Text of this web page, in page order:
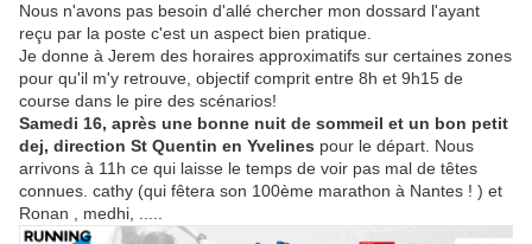
Nous n'avons pas besoin d'allé chercher mon dossard l'ayant
reçu par la poste c'est un aspect bien pratique.
Je donne à Jerem des horaires approximatifs sur certaines zones
pour qu'il m'y retrouve, objectif comprit entre 8h et 9h15 de
course dans le pire des scénarios!
Samedi 16, après une bonne nuit de sommeil et un bon petit
dej, direction St Quentin en Yvelines pour le départ. Nous
arrivons à 11h ce qui laisse le temps de voir pas mal de têtes
connues. cathy (qui fêtera son 100ème marathon à Nantes ! ) et
Ronan , medhi, .....